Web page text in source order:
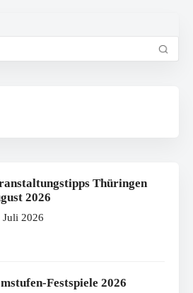
Thüringen
2026
Juli 2026
Festspiele 2026